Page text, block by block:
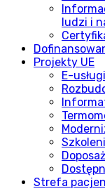
ludzi i
Projekty UE
E-usługi
Strefa